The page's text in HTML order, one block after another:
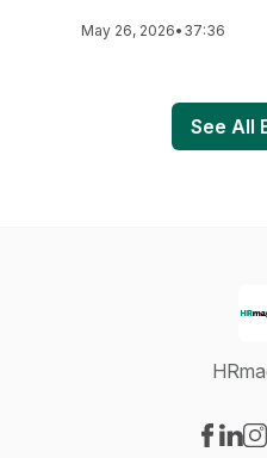
May 26, 2026• 37:36
See All